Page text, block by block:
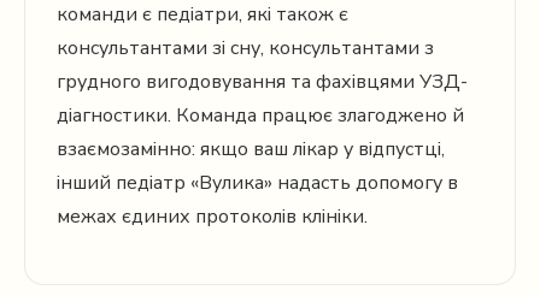
команди є педіатри, які також є
консультантами зі сну, консультантами з
грудного вигодовування та фахівцями УЗД-
діагностики. Команда працює злагоджено й
взаємозамінно: якщо ваш лікар у відпустці,
інший педіатр «Вулика» надасть допомогу в
межах єдиних протоколів клініки.